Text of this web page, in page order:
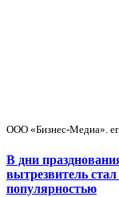
ООО «Бизнес-Медиа».
В дни
вытрезвитель
популярностью